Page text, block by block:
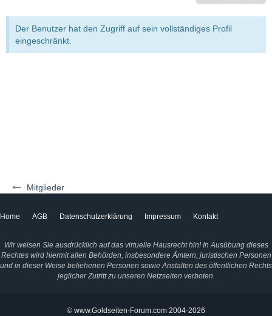
Mitglieder
Der Benutzer hat den Zugriff auf sein vollständiges Profil
eingeschränkt.
Home AGB Datenschutzerklärung Impressum Kontakt
Wir weisen Sie ausdrücklich auf das virtuelle Hausrecht hin! In Ausübung dieses
Rechtes wird hiermit allen Behörden, insbesondere Ämtern, juristischen Personen
und in dieser Weise beliehenen Personen sowie Anstalten des öffentlichen Rechts
jeglicher Zutritt zu unseren Netzseiten verboten.
© www.Goldseiten-Forum.com 2004-2026